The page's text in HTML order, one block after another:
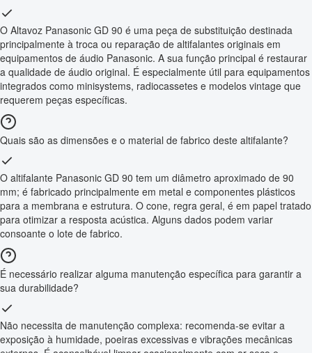
O Altavoz Panasonic GD 90 é uma peça de substituição destinada
principalmente à troca ou reparação de altifalantes originais em
equipamentos de áudio Panasonic. A sua função principal é restaurar
a qualidade de áudio original. É especialmente útil para equipamentos
integrados como minisystems, radiocassetes e modelos vintage que
requerem peças específicas.
Quais são as dimensões e o material de fabrico deste altifalante?
O altifalante Panasonic GD 90 tem um diâmetro aproximado de 90
mm; é fabricado principalmente em metal e componentes plásticos
para a membrana e estrutura. O cone, regra geral, é em papel tratado
para otimizar a resposta acústica. Alguns dados podem variar
consoante o lote de fabrico.
É necessário realizar alguma manutenção específica para garantir a
sua durabilidade?
Não necessita de manutenção complexa: recomenda-se evitar a
exposição à humidade, poeiras excessivas e vibrações mecânicas